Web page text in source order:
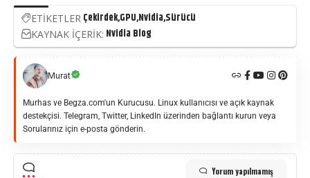
ETİKETLER ÇekirdekGPUNvidiaSürücü
KAYNAK İÇERİK: Nvidia Blog
Murat
Murhas ve Begza.com'un Kurucusu. Linux kullanıcısı ve açık kaynak
destekçisi. Telegram, Twitter, LinkedIn üzerinden bağlantı kurun veya
Sorularınız için e-posta gönderin.
Yorum yapılmamış